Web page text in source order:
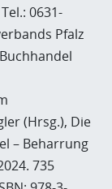
0631-
Pfalz
(Hrsg.), Die
– Beharrung
735